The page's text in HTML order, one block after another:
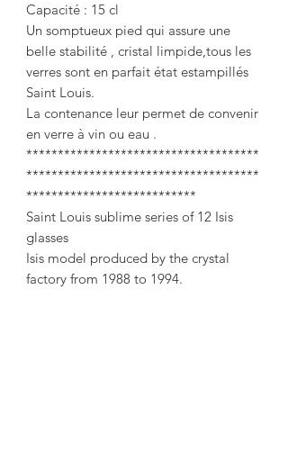
Capacité : 15 cl
Un somptueux pied qui assure une
belle stabilité , cristal limpide,tous les
verres sont en parfait état estampillés
Saint Louis.
La contenance leur permet de convenir
en verre à vin ou eau .
*************************************
*************************************
***************************
Saint Louis sublime series of 12 Isis
glasses
Isis model produced by the crystal
factory from 1988 to 1994.